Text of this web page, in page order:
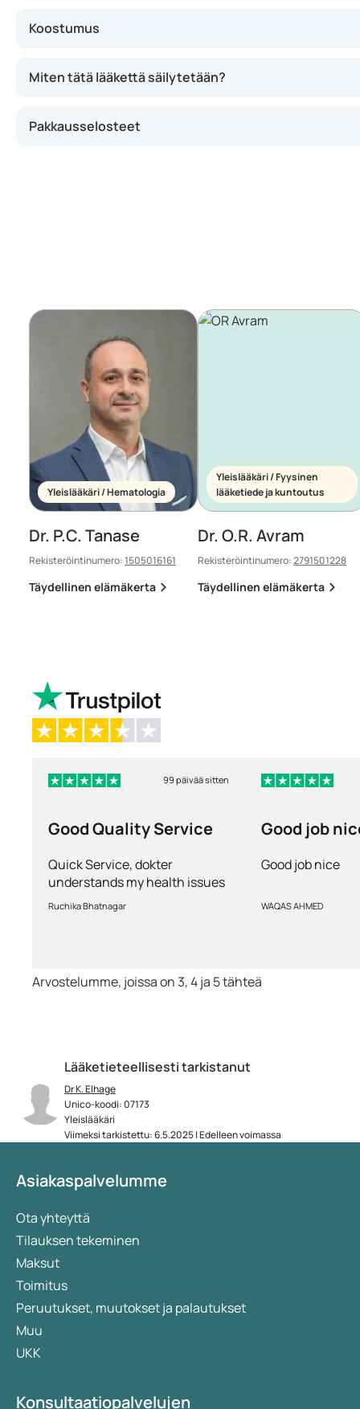
Lääketieteellisesti tarkistanut
Dr K. Elhage
Unico-koodi: 07173
Yleislääkäri
Viimeksi tarkistettu: 6.5.2025 | Edelleen voimassa
Koostumus
Miten tätä lääkettä säilytetään?
Pakkausselosteet
Yleislääkäri / Hematologia
Dr. P.C. Tanase
Rekisteröintinumero:1505016161
Täydellinen elämäkerta
Yleislääkäri / Fyysinen
lääketiede ja kuntoutus
Dr. O.R. Avram
Rekisteröintinumero:2791501228
Täydellinen elämäkerta
99 päivää sitten
Good Quality Service
Quick Service, dokter
understands my health issues
and good diagnosis
Ruchika Bhatnagar
Good job
Good job nice
WAQAS AHMED
Arvostelumme, joissa on 3, 4 ja 5 tähteä
Asiakaspalvelumme
Ota yhteyttä
Tilauksen tekeminen
Maksut
Toimitus
Peruutukset, muutokset ja palautukset
Muu
UKK
Konsultaatiopalvelujen